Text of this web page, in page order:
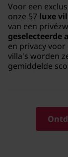
Voor een
onze 57 luxe
van een
geselecteerde
en privacy
villa's worden
gemiddelde